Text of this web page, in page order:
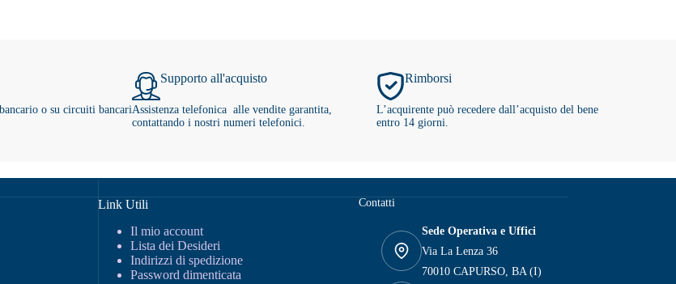
o su circuiti bancari
Supporto all'acquisto
Assistenza telefonica alle vendite garantita,
contattando i nostri numeri telefonici.
Rimborsi
L’acquirente può recedere dall’acquisto del bene
entro 14 giorni.
Link Utili
Il mio account
Lista dei Desideri
Indirizzi di spedizione
Password dimenticata
Contatti
Sede Operativa e Uffici
Via La Lenza 36
70010 CAPURSO, BA (I)